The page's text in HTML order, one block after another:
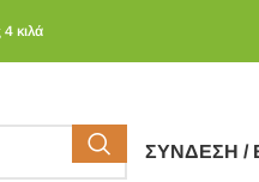
κιλά
ΣΎΝΔΕΣΗ /